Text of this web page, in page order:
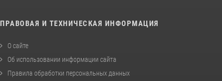
ПРАВОВАЯ И ТЕХНИЧЕСКАЯ ИНФОРМАЦИЯ
О сайте
Об использовании информации сайта
Правила обработки персональных данных